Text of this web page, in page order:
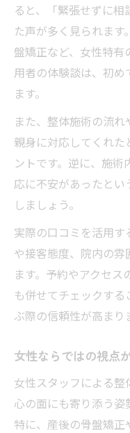
ると、「緊張せずに
た声が多く見られま
盤矯正など、女性特
用者の体験談は、初め
ます。
また、整体施術の流
親身に対応してくれ
ントです。逆に、施
応に不安があったと
しましょう。
実際の口コミを活用
や接客態度、院内の
ます。予約やアクセ
も併せてチェックす
ぶ際の信頼性が高まり
女性ならではの視点
女性スタッフによる整
心の面にも寄り添う姿
特に、産後の骨盤矯